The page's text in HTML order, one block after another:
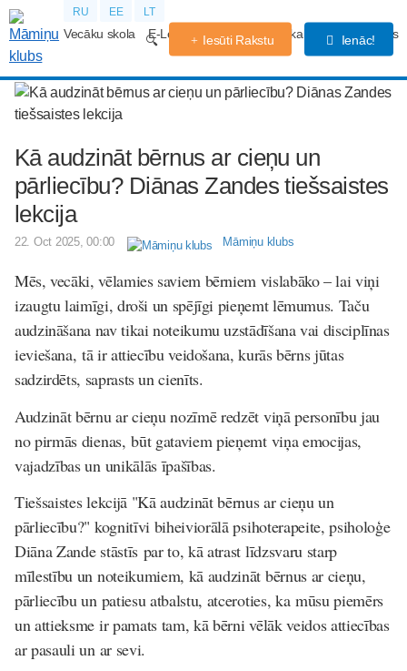
RU EE LT
Vecāku skola E-Lekcijas Grūtniecības kalendārs Forums
Iesūti Rakstu Ienāc!
Kā audzināt bērnus ar cieņu un
pārliecību? Diānas Zandes tiešsaistes
lekcija
22. Oct 2025, 00:00 Māmiņu klubs
Mēs, vecāki, vēlamies saviem bērniem vislabāko – lai viņi
izaugtu laimīgi, droši un spējīgi pieņemt lēmumus. Taču
audzināšana nav tikai noteikumu uzstādīšana vai disciplīnas
ieviešana, tā ir attiecību veidošana, kurās bērns jūtas
sadzirdēts, saprasts un cienīts.
Audzināt bērnu ar cieņu nozīmē redzēt viņā personību jau
no pirmās dienas, būt gataviem pieņemt viņa emocijas,
vajadzības un unikālās īpašības.
Tiešsaistes lekcijā "Kā audzināt bērnus ar cieņu un
pārliecību?" kognitīvi biheiviorālā psihoterapeite, psiholoģe
Diāna Zande stāstīs par to, kā atrast līdzsvaru starp
mīlestību un noteikumiem, kā audzināt bērnus ar cieņu,
pārliecību un patiesu atbalstu, atceroties, ka mūsu piemērs
un attieksme ir pamats tam, kā bērni vēlāk veidos attiecības
ar pasauli un ar sevi.